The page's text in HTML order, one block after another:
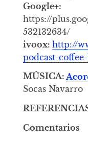
Google+:
https://
532132634/
ivoox: http://
podcast-
MÚSICA:
Socas Navarro
Comentarios